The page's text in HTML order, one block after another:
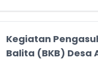
Kegiatan
Balita (BKB) Desa